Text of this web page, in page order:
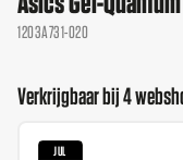
1203A731-020
Verkrijgbaar bij 4
JUL